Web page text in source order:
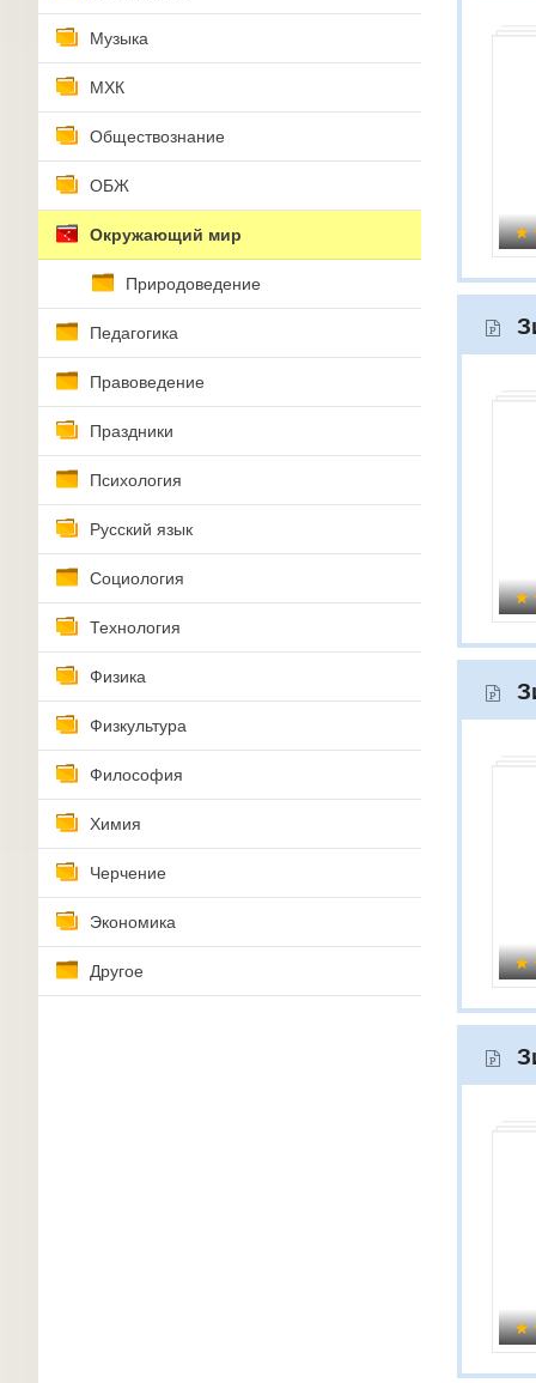
Музыка
МХК
Обществознание
ОБЖ
Окружающий мир
Природоведение
Педагогика
Правоведение
Праздники
Психология
Русский язык
Социология
Технология
Физика
Физкультура
Философия
Химия
Черчение
Экономика
Другое